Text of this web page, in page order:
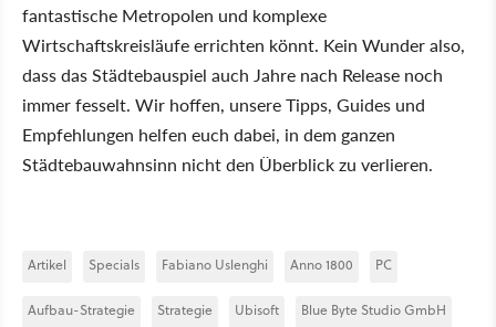
fantastische Metropolen und komplexe
Wirtschaftskreisläufe errichten könnt. Kein Wunder also,
dass das Städtebauspiel auch Jahre nach Release noch
immer fesselt. Wir hoffen, unsere Tipps, Guides und
Empfehlungen helfen euch dabei, in dem ganzen
Städtebauwahnsinn nicht den Überblick zu verlieren.
Artikel Specials Fabiano Uslenghi Anno 1800 PC
Aufbau-Strategie Strategie Ubisoft Blue Byte Studio GmbH